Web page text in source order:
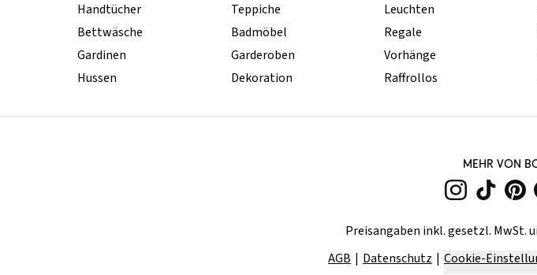
Handtücher
Bettwäsche
Gardinen
Hussen
Teppiche
Badmöbel
Garderoben
Dekoration
Leuchten
Regale
Vorhänge
Raffrollos
MEHR VON
Preisangaben inkl. gesetzl. MwSt.
AGB
Datenschutz Cookie-